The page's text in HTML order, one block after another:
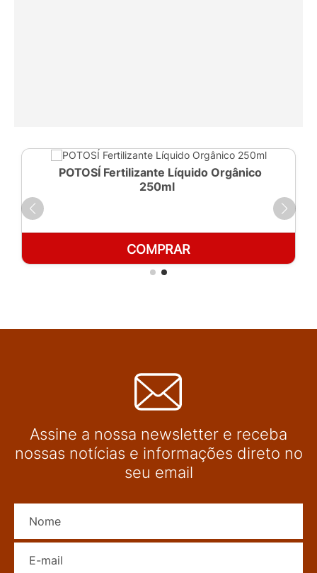
POTOSÍ Fertilizante Líquido Orgânico
250ml
COMPRAR
Assine a nossa newsletter e receba
nossas notícias e informações direto no
seu email